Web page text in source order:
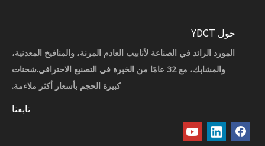
حول YDCT
المورد الرائد في الصناعة لأنابيب العادم المرنة، والمنافيخ المعدنية،
والمشابك، مع 32 عامًا من الخبرة في التصنيع الاحترافي.شحنات
كبيرة الحجم بأسعار أكثر ملاءمة.
تابعنا